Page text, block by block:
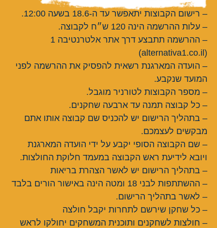
– רישום הקבוצות יתאפשר עד ה-18.6 בשעה 12:00.
– עלות ההרשמה הינה 120 ש״ח לקבוצה.
– ההרשמה תתבצע דרך אתר אלטרנטיבה 1
(alternativa1.co.il)
– הועדה המארגנת רשאית להפסיק את ההרשמה לפני
המועד שנקבע.
– מספר הקבוצות לטורניר מוגבל.
– כל קבוצה תמנה עד ארבעה שחקנים.
– בתהליך הרישום יש להכניס שם קבוצה אותו אתם
מבקשים לעצמכם.
– שם הקבוצה הסופי יקבע על ידי הועדה המארגנת
ויובא לידיעת ראש הקבוצה במעמד חלוקת החולצות.
– בתהליך הרישום יש לאשר הצהרת בריאות
– ההשתתפות לבני 18 ומטה הינה באישור הורים בלבד
– לאשר בתהליך הרישום.
– כל שחקן שירשם לתחרות יקבל חולצה
– חולצות לשחקנים ותוכנית המשחקים יחולקו לראש